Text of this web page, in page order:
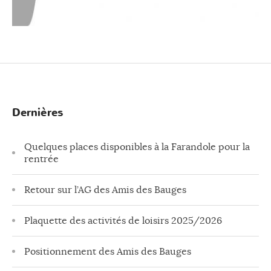
Dernières
Quelques places disponibles à la Farandole pour la
rentrée
Retour sur l’AG des Amis des Bauges
Plaquette des activités de loisirs 2025/2026
Positionnement des Amis des Bauges